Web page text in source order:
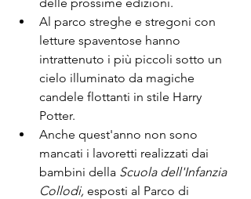
Al parco streghe e stregoni con
letture spaventose hanno
intrattenuto i più piccoli sotto un
cielo illuminato da magiche
candele flottanti in stile Harry
Potter.
Anche quest'anno non sono
mancati i lavoretti realizzati dai
bambini della Scuola dell'Infanzia
Collodi, esposti al Parco di